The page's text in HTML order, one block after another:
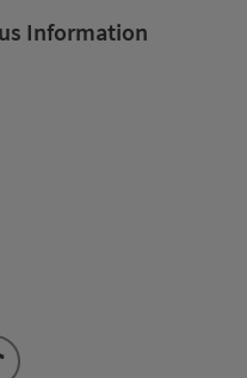
Information